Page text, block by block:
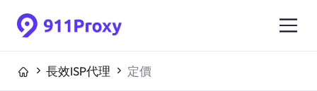
長效ISP代理 定價